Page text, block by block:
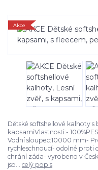
Akce
Dětské softshellové kalhoty
kapsamiVlastnosti:-
Vodní sloupec:10000 mm-
rychleschnoucí- odolné proti
chrání záda- vyrobeno v
jso... celý popis